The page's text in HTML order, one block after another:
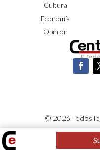
Cultura
Economía
Opinión
© 2026 Todos
CORPOCENTRO |